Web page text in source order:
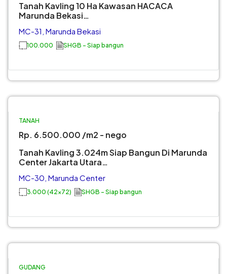
Tanah Kavling 10 Ha Kawasan HACACA
Marunda Bekasi…
MC-31, Marunda Bekasi
100.000 SHGB - Siap bangun
CENTER
TANAH
Rp. 6.500.000 /m2 - nego
Tanah Kavling 3.024m Siap Bangun Di Marunda
Center Jakarta Utara…
MC-30, Marunda Center
3.000 (42x72) SHGB - Siap bangun
GUDANG